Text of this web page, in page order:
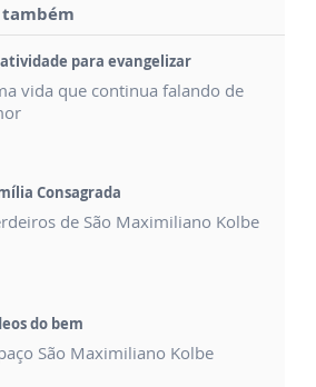
para evangelizar
vida que continua falando de
Consagrada
de São Maximiliano Kolbe
do bem
São Maximiliano Kolbe